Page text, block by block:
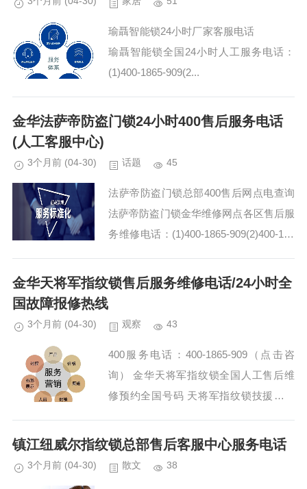
瑜聶智能锁24小时厂家客服电话
瑜聶智能锁全国24小时人工服务电话：
(1)400-1865-909(2...
金华法萨帝防盗门锁24小时400售后服务电话
(人工客服中心)
3个月前 (04-30) 话题 45
法萨帝防盗门锁总部400售后网点电查询
法萨帝防盗门锁金华维修网点各区售后服
务维修电话：(1)400-1865-909(2)400-186
炉维修后...
金华天将军指纹锁售后服务维修电话/24小时全
国故障报修热线
3个月前 (04-30) 观察 43
400服务电话：400-1865-909（点击咨
询） 金华天将军指纹锁全国人工售后维
修预约全国号码 天将军指纹锁技援热线
网点售后服务电话：(1)400-186...
镇江纽威尔指纹锁总部售后客服中心服务电话
3个月前 (04-30) 散文 38